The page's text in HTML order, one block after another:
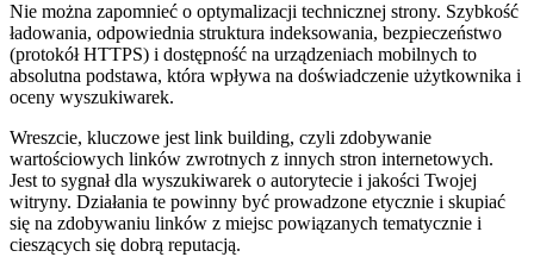
Nie można zapomnieć o optymalizacji technicznej strony. Szybkość
ładowania, odpowiednia struktura indeksowania, bezpieczeństwo
(protokół HTTPS) i dostępność na urządzeniach mobilnych to
absolutna podstawa, która wpływa na doświadczenie użytkownika i
oceny wyszukiwarek.
Wreszcie, kluczowe jest link building, czyli zdobywanie
wartościowych linków zwrotnych z innych stron internetowych.
Jest to sygnał dla wyszukiwarek o autorytecie i jakości Twojej
witryny. Działania te powinny być prowadzone etycznie i skupiać
się na zdobywaniu linków z miejsc powiązanych tematycznie i
cieszących się dobrą reputacją.